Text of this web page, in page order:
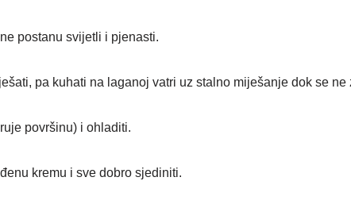
postanu svijetli i pjenasti.
pa kuhati na laganoj vatri uz stalno miješanje dok se ne
površinu) i ohladiti.
kremu i sve dobro sjediniti.